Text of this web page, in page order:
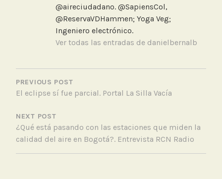
t
e
r
a
n
e
@aireciudadano. @SapiensCol,
@ReservaVDHammen; Yoga Veg;
Ingeniero electrónico.
Ver todas las entradas de danielbernalb
NAVEGACIÓN
DE
ENTRADAS
PREVIOUS POST
El eclipse sí fue parcial. Portal La Silla Vacía
NEXT POST
¿Qué está pasando con las estaciones que miden la
calidad del aire en Bogotá?. Entrevista RCN Radio